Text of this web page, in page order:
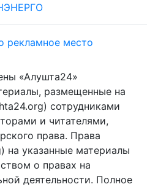
рекламное место
«Алушта24»
размещенные на
сотрудниками
и читателями,
права. Права
на указанные материалы
о правах на
деятельности. Полное